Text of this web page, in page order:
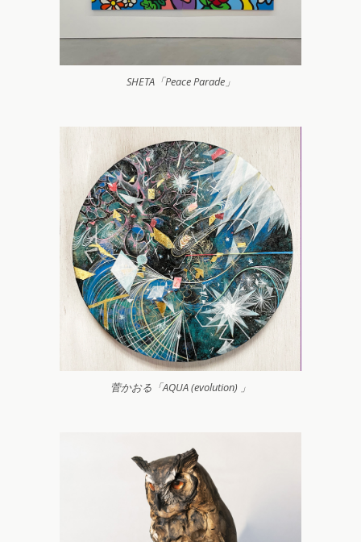
SHETA「Peace Parade」
菅かおる「AQUA (evolution) 」